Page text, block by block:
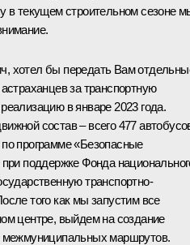
в текущем строительном сезоне
хотел бы передать Вам
за транспортную
в январе 2023 года.
состав – всего 477
программе «Безопасные
поддержке Фонда
транспортно-
того как мы запустим все
центре, выйдем на создание
межмуниципальных маршрутов.